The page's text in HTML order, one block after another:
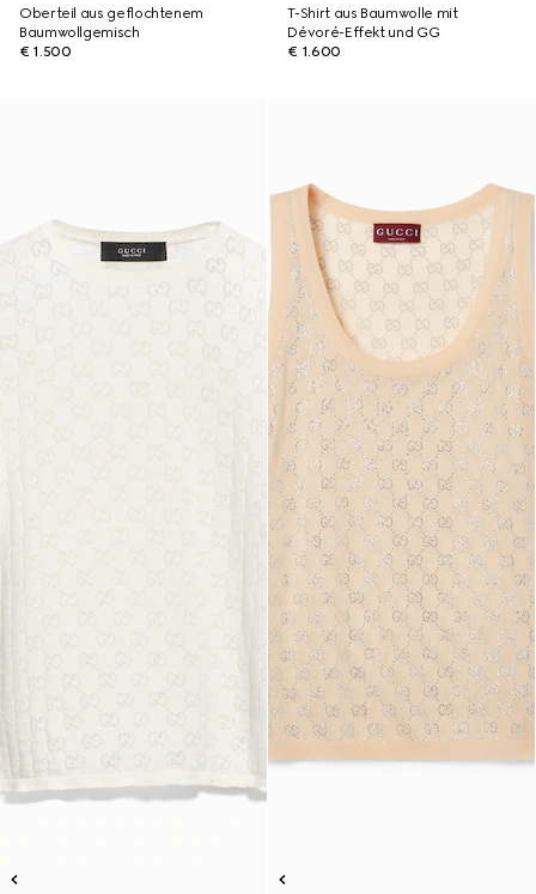
Oberteil aus geflochtenem
Baumwollgemisch
€ 1.500
T-Shirt aus Baumwolle mit
Dévoré-Effekt und GG
€ 1.600